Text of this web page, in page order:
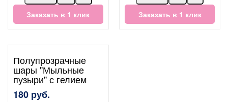
Заказать в 1 клик
Заказать в 1 клик
Полупрозрачные
шары "Мыльные
пузыри" с гелием
180 руб.